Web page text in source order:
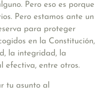
Pero eso es porque
Pero estamos ante un
para proteger
en la Constitución,
la integridad, la
efectiva, entre otros.
tu asunto al